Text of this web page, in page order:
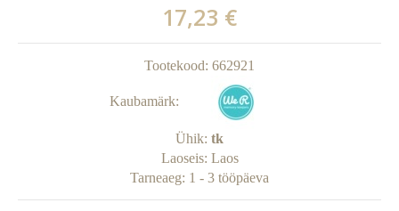
17,23 €
Tootekood: 662921
Kaubamärk:
Ühik: tk
Laoseis: Laos
Tarneaeg: 1 - 3 tööpäeva